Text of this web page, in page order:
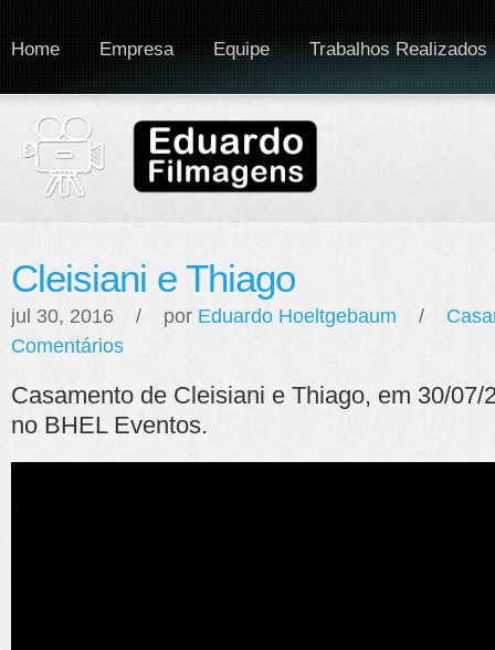
Home Empresa Equipe Trabalhos Realizados
Cleisiani e Thiago
jul 30, 2016 / por Eduardo Hoeltgebaum /
Comentários
Casamento de Cleisiani e Thiago, em 30/07/
no BHEL Eventos.